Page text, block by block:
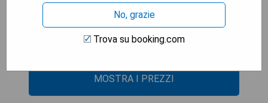
- Hoteleigenes Restaurant mit indischer Küche
- Gute Anbindung an lokale Attraktionen
- In der Nähe des Flughafens
MOSTRA I PREZZI
No, grazie
Trova su booking.com